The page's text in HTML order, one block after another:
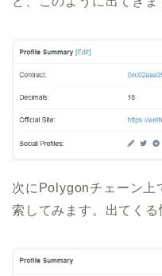
次にPolygonチェーン
索してみます。出てくる